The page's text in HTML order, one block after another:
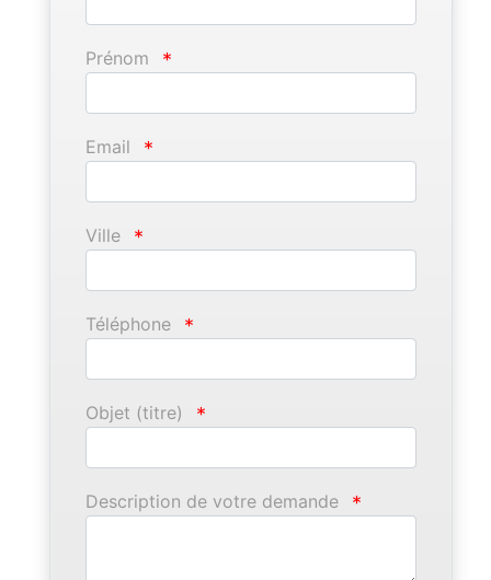
Prénom *
Email *
Ville *
Téléphone *
Objet (titre) *
Description de votre demande *